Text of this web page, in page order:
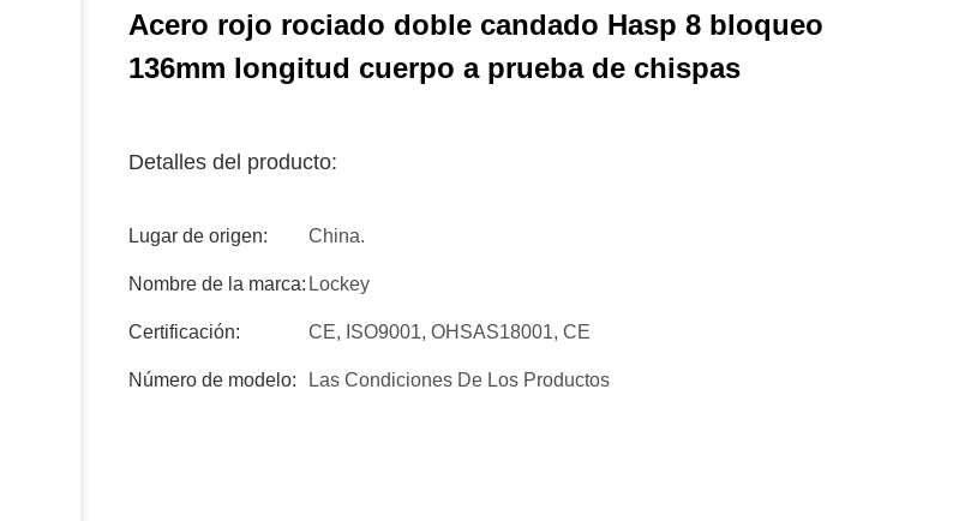
Acero rojo rociado doble candado Hasp 8 bloqueo
136mm longitud cuerpo a prueba de chispas
Detalles del producto:
Lugar de origen: China.
Nombre de la marca: Lockey
Certificación: CE, ISO9001, OHSAS18001, CE
Número de modelo: Las Condiciones De Los Productos